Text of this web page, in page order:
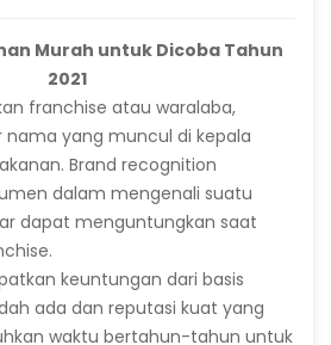
Murah untuk Dicoba Tahun
2021
franchise atau waralaba,
nama yang muncul di kepala
Brand recognition
dalam mengenali suatu
dapat menguntungkan saat
keuntungan dari basis
ada dan reputasi kuat yang
waktu bertahun-tahun untuk